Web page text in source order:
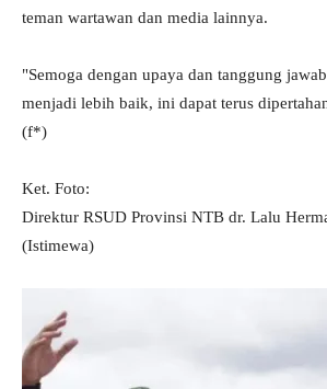
teman wartawan dan media lainnya.
"Semoga dengan upaya dan tanggung
menjadi lebih baik, ini dapat terus
(f*)
Ket. Foto:
Direktur RSUD Provinsi NTB dr. Lalu
(Istimewa)